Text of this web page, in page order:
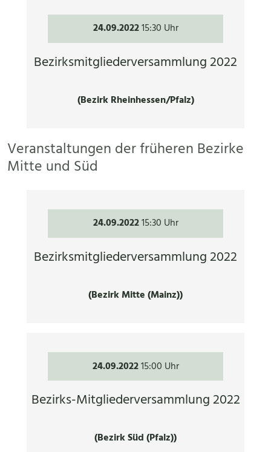
24.09.202215:30 Uhr
Bezirksmitgliederversammlung 2022
(Bezirk Rheinhessen/Pfalz)
Veranstaltungen der früheren Bezirke
Mitte und Süd
24.09.202215:30 Uhr
Bezirksmitgliederversammlung 2022
(Bezirk Mitte (Mainz))
24.09.202215:00 Uhr
Bezirks-Mitgliederversammlung 2022
(Bezirk Süd (Pfalz))